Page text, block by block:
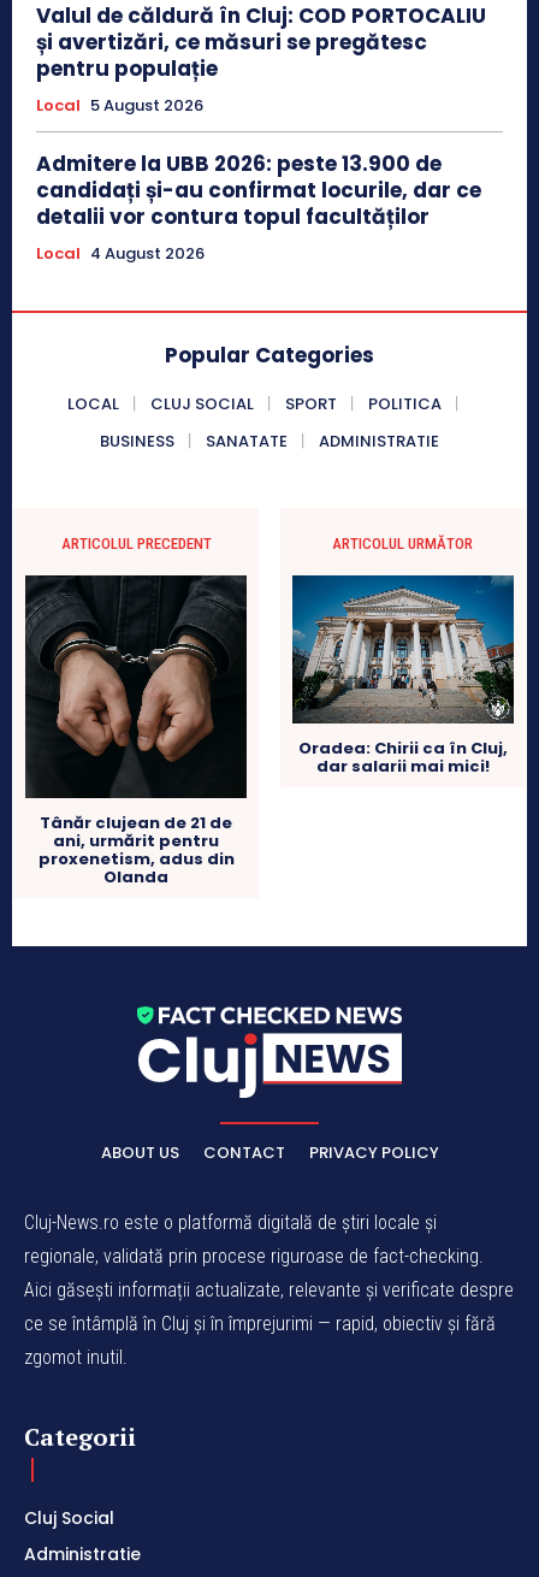
Valul de căldură în Cluj: COD PORTOCALIU
și avertizări, ce măsuri se pregătesc
pentru populație
Local 5 August 2026
Admitere la UBB 2026: peste 13.900 de
candidați și-au confirmat locurile, dar ce
detalii vor contura topul facultăților
Local 4 August 2026
Popular Categories
LOCAL CLUJ SOCIAL SPORT
POLITICA
BUSINESS
SANATATE ADMINISTRATIE
ARTICOLUL PRECEDENT
Tânăr clujean de 21 de
ani, urmărit pentru
proxenetism, adus din
Olanda
ARTICOLUL URMĂTOR
Oradea: Chirii ca în Cluj,
dar salarii mai mici!
ABOUT US CONTACT PRIVACY POLICY
Cluj-News.ro este o platformă digitală de știri locale și
regionale, validată prin procese riguroase de fact-checking.
Aici găsești informații actualizate, relevante și verificate despre
ce se întâmplă în Cluj și în împrejurimi — rapid, obiectiv și fără
zgomot inutil.
Categorii
Cluj Social
Administratie